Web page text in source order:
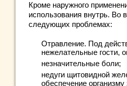
Кроме наружного
использования внутрь. Во
следующих проблемах:
Отравление. Под
нежелательные гости,
незначительные боли;
недуги щитовидной
обеспечение